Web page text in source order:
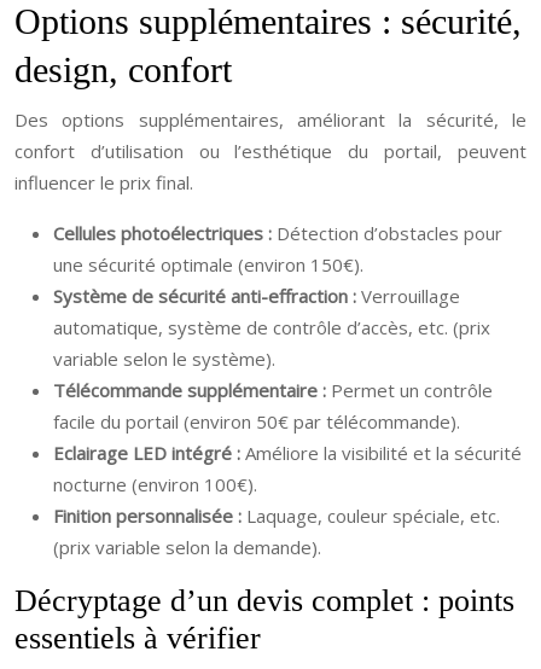
Options supplémentaires : sécurité,
design, confort
Des options supplémentaires, améliorant la sécurité, le
confort d’utilisation ou l’esthétique du portail, peuvent
influencer le prix final.
Cellules photoélectriques : Détection d’obstacles pour
une sécurité optimale (environ 150€).
Système de sécurité anti-effraction : Verrouillage
automatique, système de contrôle d’accès, etc. (prix
variable selon le système).
Télécommande supplémentaire : Permet un contrôle
facile du portail (environ 50€ par télécommande).
Eclairage LED intégré : Améliore la visibilité et la sécurité
nocturne (environ 100€).
Finition personnalisée : Laquage, couleur spéciale, etc.
(prix variable selon la demande).
Décryptage d’un devis complet : points
essentiels à vérifier